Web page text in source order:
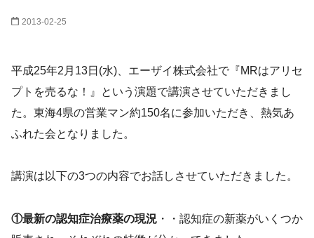
2013-02-25
平成25年2月13日(水)、エーザイ株式会社で『MRはアリセ
プトを売るな！』という演題で講演させていただきまし
た。東海4県の営業マン約150名に参加いただき、熱気あ
ふれた会となりました。
講演は以下の3つの内容でお話しさせていただきました。
①最新の認知症治療薬の現況 ・・認知症の新薬がいくつか